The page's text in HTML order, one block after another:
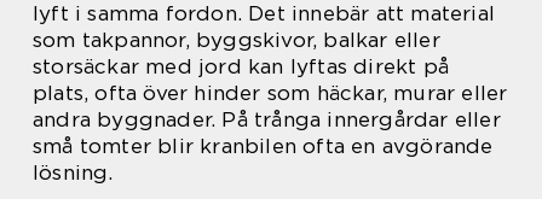
lyft i samma fordon. Det innebär att material
som takpannor, byggskivor, balkar eller
storsäckar med jord kan lyftas direkt på
plats, ofta över hinder som häckar, murar eller
andra byggnader. På trånga innergårdar eller
små tomter blir kranbilen ofta en avgörande
lösning.